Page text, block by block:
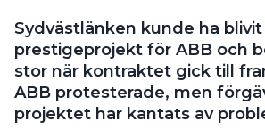
Läs E-tidningen
Om tidningen
Kontakt
Sydvästlänken kunde ha
prestigeprojekt för ABB och
stor när kontraktet gick till
ABB protesterade, men
projektet har kantats av